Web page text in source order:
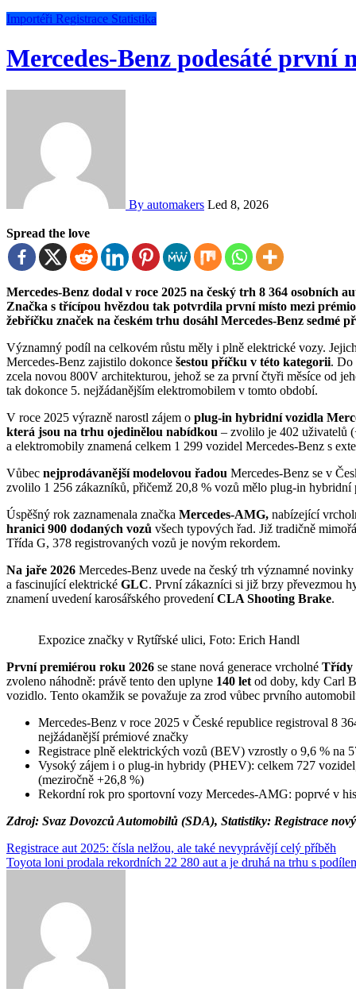
Importéři Registrace Statistika
Mercedes-Benz podesáté
By automakers Led 8, 2026
Spread the love
Mercedes-Benz dodal v roce 2025 na český trh 8 364 osobních automobilů, což představuje meziroční nárůst 3,8 %.
Značka s třícípou hvězdou tak potvrdila první místo mezi
žebříčku značek na českém trhu dosáhl Mercedes-Benz sedmé
Významný podíl na celkovém růstu měly i plně elektrické vozy. Jejich registrace dosáhly 572 kusů (+9,6 %) a to značce
Mercedes-Benz zajistilo dokonce šestou příčku v této kategorii. Do
zcela novou 800V architekturou, jehož se za první čtyři měsíce od
tak dokonce 5. nejžádanějším elektromobilem v tomto období.
V roce 2025 výrazně narostl zájem o plug-in hybridní vozidla
která jsou na trhu ojedinělou nabídkou – zvolilo je 402 uživatelů
a elektromobily znamená celkem 1 299 vozidel Mercedes-Benz s
Vůbec nejprodávanější modelovou řadou Mercedes-Benz se v
zvolilo 1 256 zákazníků, přičemž 20,8 % vozů mělo plug-in hybridní
Úspěšný rok zaznamenala značka Mercedes-AMG, nabízející
hranici 900 dodaných vozů všech typových řad. Již tradičně
Třída G, 378 registrovaných vozů je novým rekordem.
Na jaře 2026 Mercedes-Benz uvede na český trh významné
a fascinující elektrické GLC. První zákazníci si již brzy převezmou
znamení uvedení karosářského provedeníCLA Shooting Brake.
Expozice značky v Rytířské ulici, Foto: Erich Handl
První premiérou roku 2026 se stane nová generace vrcholné Třídy
zvoleno náhodně: právě tento den uplyne 140 let od doby, kdy Carl
vozidlo. Tento okamžik se považuje za zrod vůbec prvního
Mercedes-Benz v roce 2025 v České republice registroval 8
nejžádanější prémiové značky
Registrace plně elektrických vozů (BEV) vzrostly o 9,6 % na
Vysoký zájem i o plug-in hybridy (PHEV): celkem 727
(meziročně +26,8 %)
Rekordní rok pro sportovní vozy Mercedes-AMG: poprvé v
Zdroj: Svaz Dovozců Automobilů (SDA), Statistiky: Registrace
Navigace
pro
Registrace aut 2025: čísla nelžou, ale také nevyprávějí celý příběh
Toyota loni prodala rekordních 22 280 aut a je druhá na trhu s